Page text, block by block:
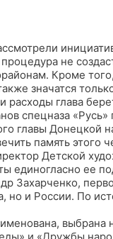
не
Кроме
значатся
расходы глава
спецназа
главы Донецкой
память
Детской
единогласно ее
Захарченко,
но и России. По
выбрана